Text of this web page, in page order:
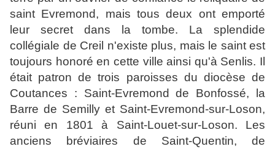
saint Evremond, mais tous deux ont emporté
leur secret dans la tombe. La splendide
collégiale de Creil n'existe plus, mais le saint est
toujours honoré en cette ville ainsi qu'à Senlis. Il
était patron de trois paroisses du diocèse de
Coutances : Saint-Evremond de Bonfossé, la
Barre de Semilly et Saint-Evremond-sur-Loson,
réuni en 1801 à Saint-Louet-sur-Loson. Les
anciens bréviaires de Saint-Quentin, de